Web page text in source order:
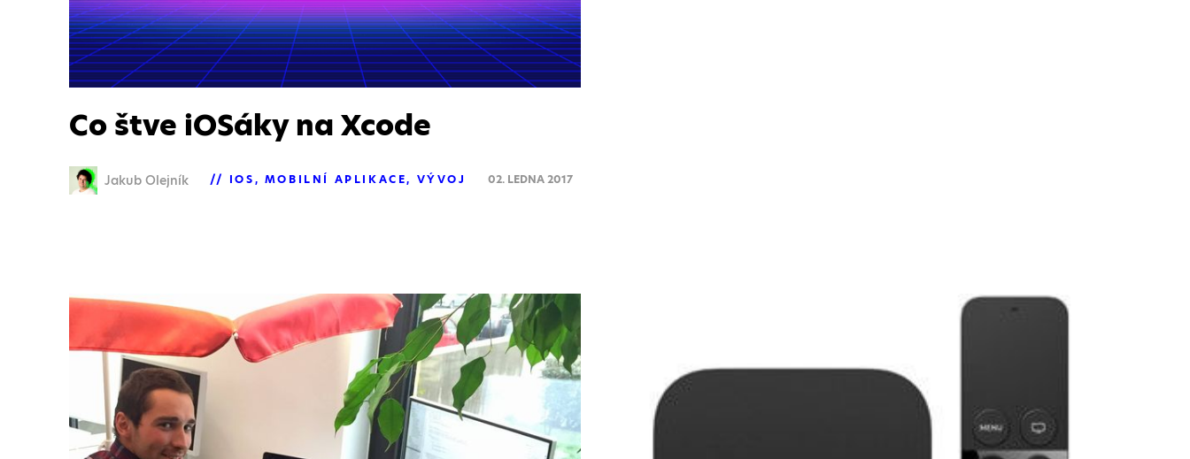
Co štve iOSáky na Xcode
Jakub Olejník IOS MOBILNÍ APLIKACE VÝVOJ 02. LEDNA 2017